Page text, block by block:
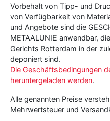
Vorbehalt von Tipp- und
von Verfügbarkeit von
und Angebote sind die
METAALUNIE anwendbar,
Gerichts Rotterdam in der
deponiert sind.
Die Geschäftsbedingungen
heruntergeladen werden.
Alle genannten Preise
Mehrwertsteuer und